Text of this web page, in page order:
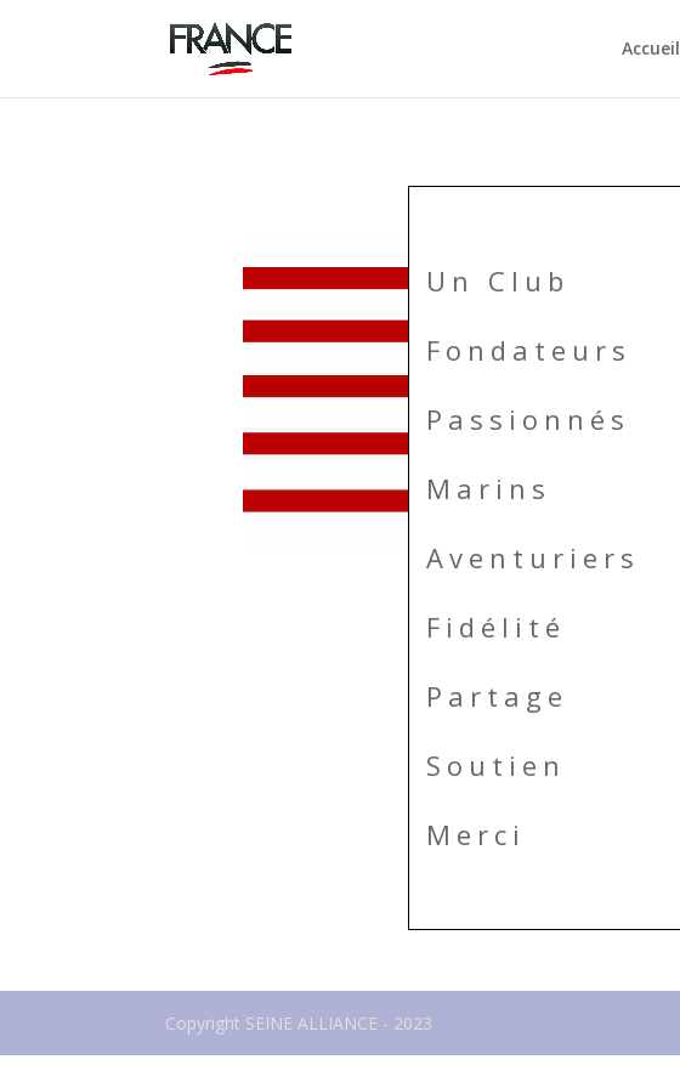
Accueil
Un Club
Fondateurs
Passionnés
Marins
Aventuriers
Fidélité
Partage
Soutien
Merci
Copyright SEINE ALLIANCE - 2023